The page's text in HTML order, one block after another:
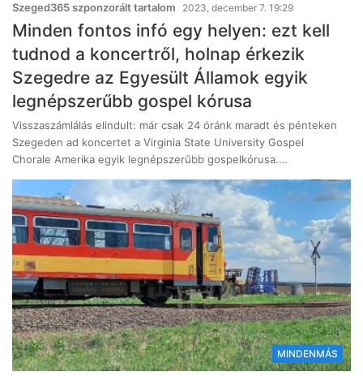
Szeged365 szponzorált tartalom 2023, december 7. 19:29
Minden fontos infó egy helyen: ezt kell
tudnod a koncertről, holnap érkezik
Szegedre az Egyesült Államok egyik
legnépszerűbb gospel kórusa
Visszaszámlálás elindult: már csak 24 óránk maradt és pénteken
Szegeden ad koncertet a Virginia State University Gospel
Chorale Amerika egyik legnépszerűbb gospelkórusa.…
MINDENMÁS